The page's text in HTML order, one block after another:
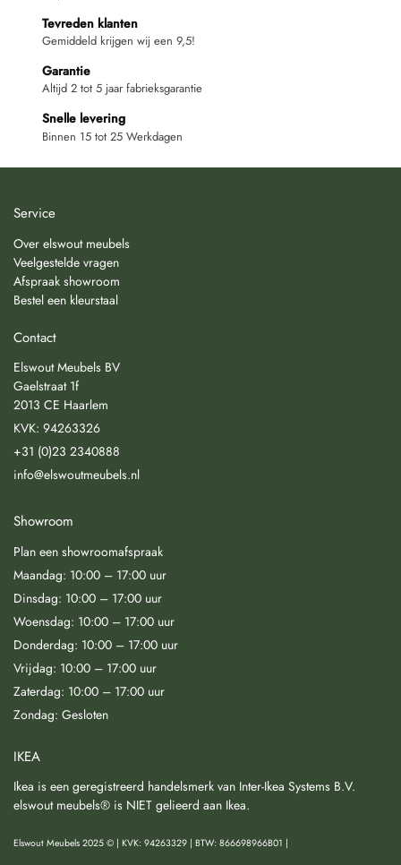
Tevreden klanten
Gemiddeld krijgen wij een 9,5!
Garantie
Altijd 2 tot 5 jaar fabrieksgarantie
Snelle levering
Binnen 15 tot 25 Werkdagen
Service
Over elswout meubels
Veelgestelde vragen
Afspraak showroom
Bestel een kleurstaal
Contact
Elswout Meubels BV
Gaelstraat 1f
2013 CE Haarlem
KVK: 94263326
+31 (0)23 2340888
info@elswoutmeubels.nl
Showroom
Plan een showroomafspraak
Maandag: 10:00 – 17:00 uur
Dinsdag: 10:00 – 17:00 uur
Woensdag: 10:00 – 17:00 uur
Donderdag: 10:00 – 17:00 uur
Vrijdag: 10:00 – 17:00 uur
Zaterdag: 10:00 – 17:00 uur
Zondag: Gesloten
IKEA
Ikea is een geregistreerd handelsmerk van Inter-Ikea Systems B.V.
elswout meubels® is NIET gelieerd aan Ikea.
Elswout Meubels 2025 © | KVK: 94263329 | BTW: 866698966B01 |